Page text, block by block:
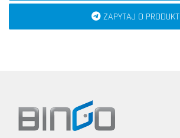
ZAPYTAJ O PRODUKT